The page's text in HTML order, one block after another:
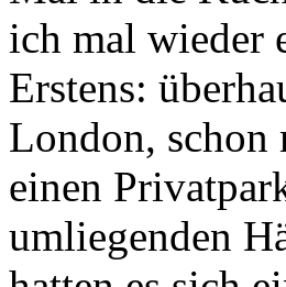
ich mal wieder
Erstens:
London, schon
einen
umliegenden